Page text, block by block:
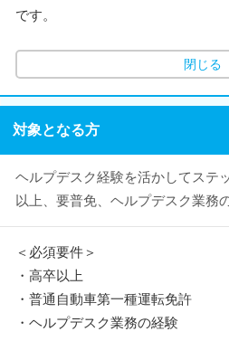
です。
閉じる
対象となる方
ヘルプデスク経験を活かしてステ
以上、要普免、ヘルプデスク業務
＜必須要件＞
・高卒以上
・普通自動車第一種運転免許
・ヘルプデスク業務の経験